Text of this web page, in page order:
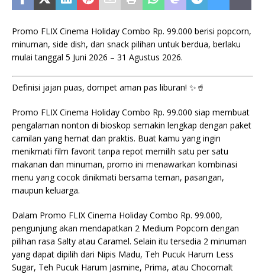
Promo FLIX Cinema Holiday Combo Rp. 99.000 berisi popcorn,
minuman, side dish, dan snack pilihan untuk berdua, berlaku
mulai tanggal 5 Juni 2026 – 31 Agustus 2026.
Definisi jajan puas, dompet aman pas liburan! ✨🥤
Promo FLIX Cinema Holiday Combo Rp. 99.000 siap membuat
pengalaman nonton di bioskop semakin lengkap dengan paket
camilan yang hemat dan praktis. Buat kamu yang ingin
menikmati film favorit tanpa repot memilih satu per satu
makanan dan minuman, promo ini menawarkan kombinasi
menu yang cocok dinikmati bersama teman, pasangan,
maupun keluarga.
Dalam Promo FLIX Cinema Holiday Combo Rp. 99.000,
pengunjung akan mendapatkan 2 Medium Popcorn dengan
pilihan rasa Salty atau Caramel. Selain itu tersedia 2 minuman
yang dapat dipilih dari Nipis Madu, Teh Pucuk Harum Less
Sugar, Teh Pucuk Harum Jasmine, Prima, atau Chocomalt